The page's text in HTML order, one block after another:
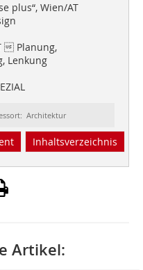
plus“, Wien/AT
Planung,
Lenkung
Architektur
Inhaltsverzeichnis
Artikel: